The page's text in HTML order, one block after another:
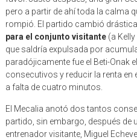
pero a partir de ahí toda la calma
rompió. El partido cambió
para el conjunto visitante(a Kelly
que saldría expulsada por
paradójicamente fue el Beti-Onak
consecutivos y reducir la renta
a falta de cuatro minutos.
El Mecalia anotó dos tantos
partido, sin embargo, después de
entrenador visitante, Miguel